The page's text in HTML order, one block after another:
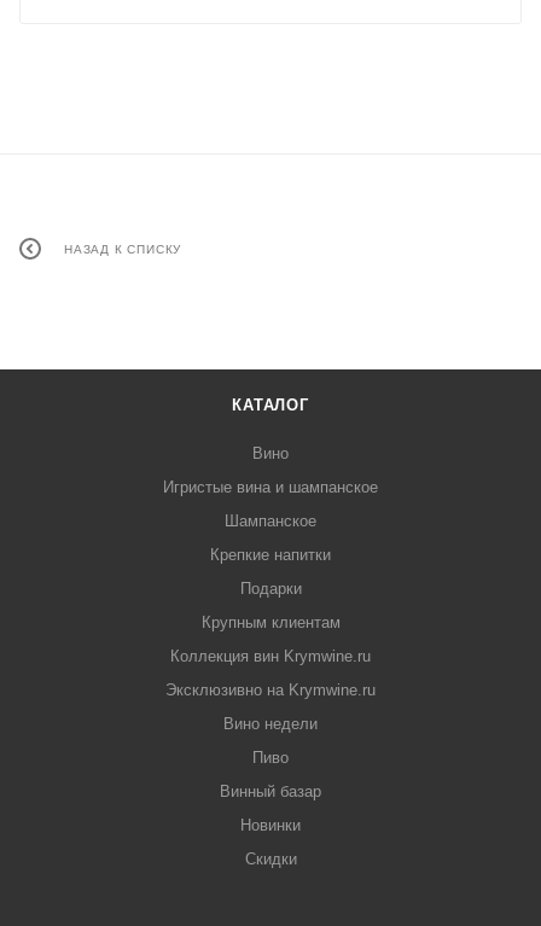
НАЗАД К СПИСКУ
КАТАЛОГ
Вино
Игристые вина и шампанское
Шампанское
Крепкие напитки
Подарки
Крупным клиентам
Коллекция вин Krymwine.ru
Эксклюзивно на Krymwine.ru
Вино недели
Пиво
Винный базар
Новинки
Скидки